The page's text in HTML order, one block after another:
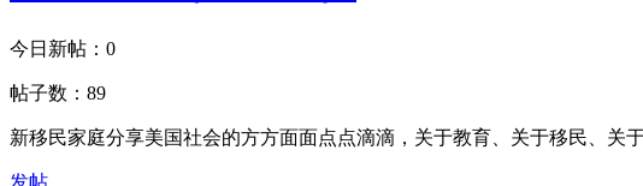
今日新帖： 0
帖子数： 89
新移民家庭分享美国社会的方方面面点点滴滴，关于教育、关于移民、关
发帖